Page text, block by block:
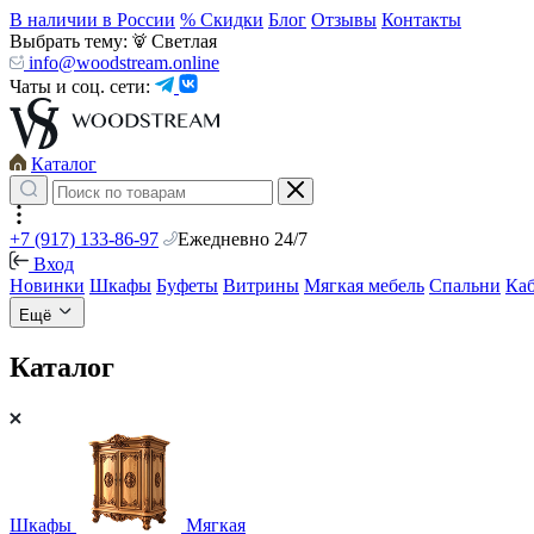
В наличии в России % Скидки Блог Отзывы Контакты
Выбрать тему:
Светлая
info@woodstream.online
Чаты и соц. сети:
Каталог
+7 (917) 133-86-97
Ежедневно 24/7
Вход
Новинки Шкафы Буфеты Витрины Мягкая мебель Спальни
Ещё
Каталог
Шкафы Мягкая